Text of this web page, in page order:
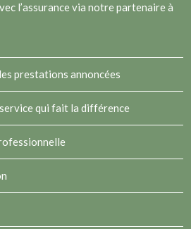
l’assurance via notre partenaire à
prestations annoncées
qui fait la différence